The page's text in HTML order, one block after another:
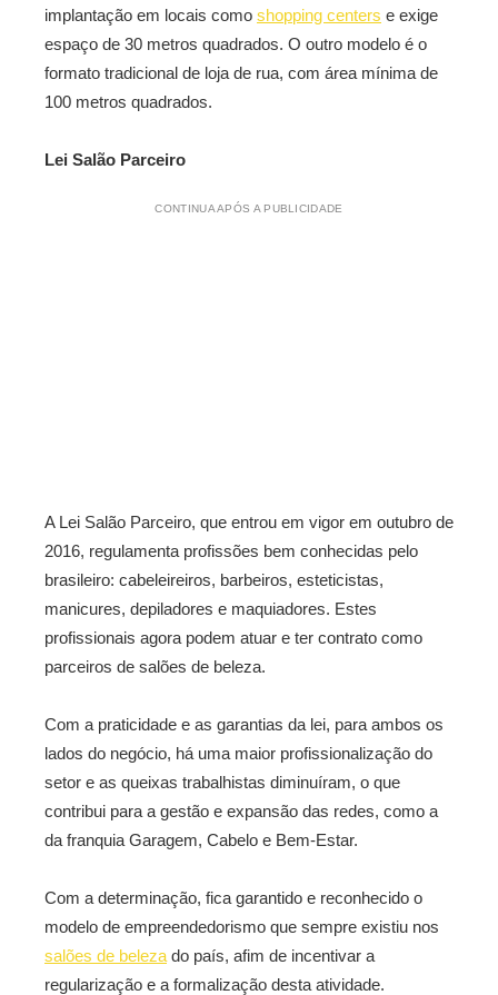
implantação em locais como shopping centers e exige
espaço de 30 metros quadrados. O outro modelo é o
formato tradicional de loja de rua, com área mínima de
100 metros quadrados.
Lei Salão Parceiro
CONTINUA APÓS A PUBLICIDADE
A Lei Salão Parceiro, que entrou em vigor em outubro de
2016, regulamenta profissões bem conhecidas pelo
brasileiro: cabeleireiros, barbeiros, esteticistas,
manicures, depiladores e maquiadores. Estes
profissionais agora podem atuar e ter contrato como
parceiros de salões de beleza.
Com a praticidade e as garantias da lei, para ambos os
lados do negócio, há uma maior profissionalização do
setor e as queixas trabalhistas diminuíram, o que
contribui para a gestão e expansão das redes, como a
da franquia Garagem, Cabelo e Bem-Estar.
Com a determinação, fica garantido e reconhecido o
modelo de empreendedorismo que sempre existiu nos
salões de beleza do país, afim de incentivar a
regularização e a formalização desta atividade.